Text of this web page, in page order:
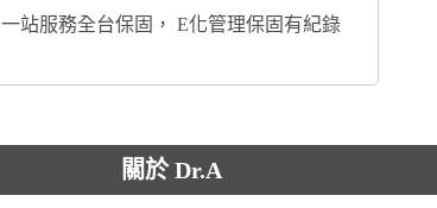
一站服務全台保固， E化管理保固有紀錄
關於 Dr.A